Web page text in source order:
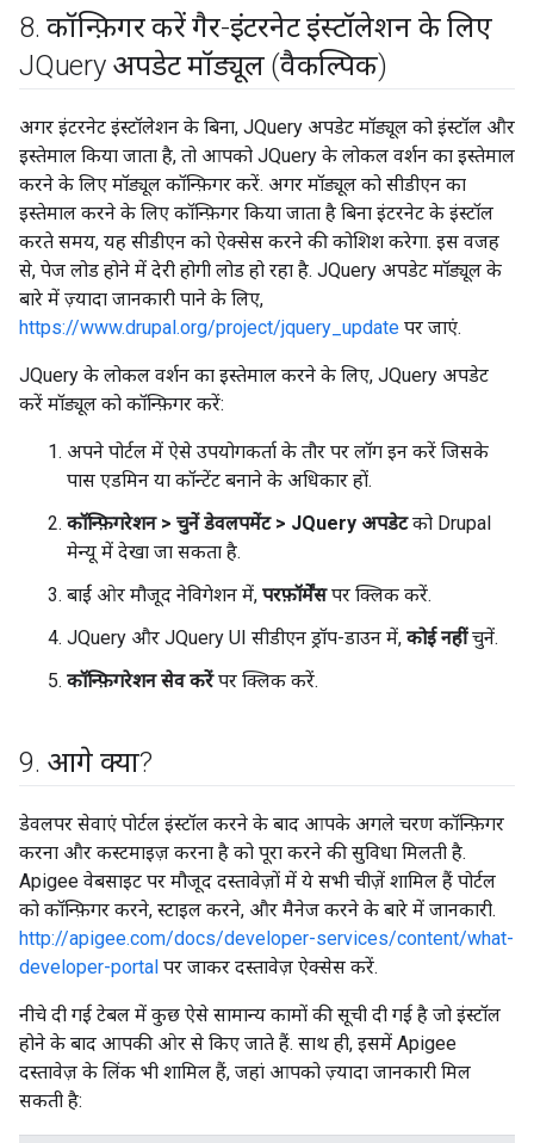
8. कॉन्फ़िगर करें गैर-इंटरनेट इंस्टॉलेशन के लिए
JQuery अपडेट मॉड्यूल (वैकल्पिक)
अगर इंटरनेट इंस्टॉलेशन के बिना, JQuery अपडेट मॉड्यूल को इंस्टॉल और
इस्तेमाल किया जाता है, तो आपको JQuery के लोकल वर्शन का इस्तेमाल
करने के लिए मॉड्यूल कॉन्फ़िगर करें. अगर मॉड्यूल को सीडीएन का
इस्तेमाल करने के लिए कॉन्फ़िगर किया जाता है बिना इंटरनेट के इंस्टॉल
करते समय, यह सीडीएन को ऐक्सेस करने की कोशिश करेगा. इस वजह
से, पेज लोड होने में देरी होगी लोड हो रहा है. JQuery अपडेट मॉड्यूल के
बारे में ज़्यादा जानकारी पाने के लिए,
https://www.drupal.org/project/jquery_update पर जाएं.
JQuery के लोकल वर्शन का इस्तेमाल करने के लिए, JQuery अपडेट
करें मॉड्यूल को कॉन्फ़िगर करें:
अपने पोर्टल में ऐसे उपयोगकर्ता के तौर पर लॉग इन करें जिसके
पास एडमिन या कॉन्टेंट बनाने के अधिकार हों.
कॉन्फ़िगरेशन > चुनें डेवलपमेंट > JQuery अपडेटको Drupal
मेन्यू में देखा जा सकता है.
बाईं ओर मौजूद नेविगेशन में, परफ़ॉर्मेंसपर क्लिक करें.
JQuery और JQuery UI सीडीएन ड्रॉप-डाउन में, कोई नहींचुनें.
कॉन्फ़िगरेशन सेव करेंपर क्लिक करें.
9. आगे क्या?
डेवलपर सेवाएं पोर्टल इंस्टॉल करने के बाद आपके अगले चरण कॉन्फ़िगर
करना और कस्टमाइज़ करना है को पूरा करने की सुविधा मिलती है.
Apigee वेबसाइट पर मौजूद दस्तावेज़ों में ये सभी चीज़ें शामिल हैं पोर्टल
को कॉन्फ़िगर करने, स्टाइल करने, और मैनेज करने के बारे में जानकारी.
http://apigee.com/docs/developer-services/content/what-
developer-portal पर जाकर दस्तावेज़ ऐक्सेस करें.
नीचे दी गई टेबल में कुछ ऐसे सामान्य कामों की सूची दी गई है जो इंस्टॉल
होने के बाद आपकी ओर से किए जाते हैं. साथ ही, इसमें Apigee
दस्तावेज़ के लिंक भी शामिल हैं, जहां आपको ज़्यादा जानकारी मिल
सकती है: